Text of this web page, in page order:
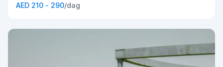
AED 210 - 290/dag